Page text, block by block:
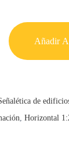
Añadir
de
Horizontal